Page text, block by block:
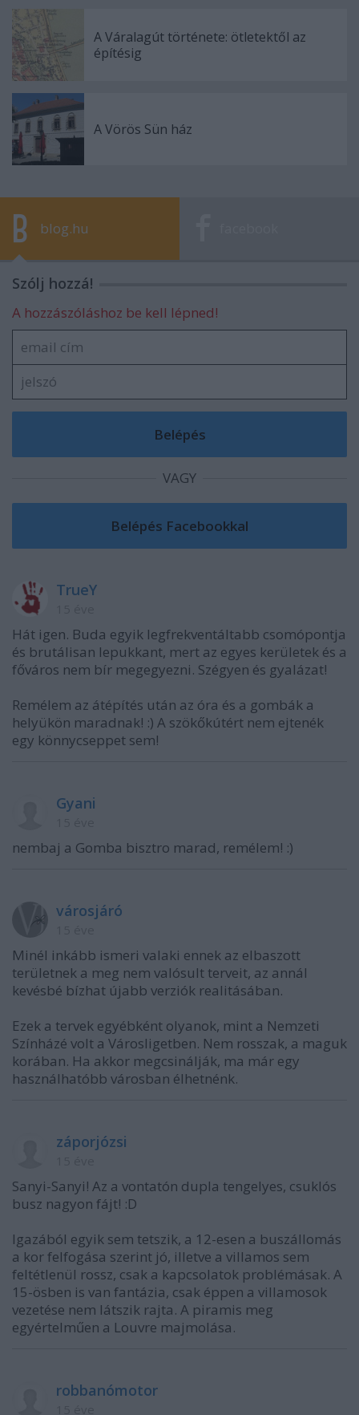
A Váralagút története: ötletektől az
építésig
A Vörös Sün ház
blog.hu
Szólj hozzá!
A hozzászóláshoz be kell lépned!
VAGY
TrueY
Hát igen. Buda egyik legfrekventáltabb csomópontja
és brutálisan lepukkant, mert az egyes kerületek és a
főváros nem bír megegyezni. Szégyen és gyalázat!
Remélem az átépítés után az óra és a gombák a
helyükön maradnak! :) A szökőkútért nem ejtenék
egy könnycseppet sem!
Gyani
nembaj a Gomba bisztro marad, remélem! :)
városjáró
Minél inkább ismeri valaki ennek az elbaszott
területnek a meg nem valósult terveit, az annál
kevésbé bízhat újabb verziók realitásában.
Ezek a tervek egyébként olyanok, mint a Nemzeti
Színházé volt a Városligetben. Nem rosszak, a maguk
korában. Ha akkor megcsinálják, ma már egy
használhatóbb városban élhetnénk.
záporjózsi
Sanyi-Sanyi! Az a vontatón dupla tengelyes, csuklós
busz nagyon fájt! :D
Igazából egyik sem tetszik, a 12-esen a buszállomás
a kor felfogása szerint jó, illetve a villamos sem
feltétlenül rossz, csak a kapcsolatok problémásak. A
15-ösben is van fantázia, csak éppen a villamosok
vezetése nem látszik rajta. A piramis meg
egyértelműen a Louvre majmolása.
robbanómotor